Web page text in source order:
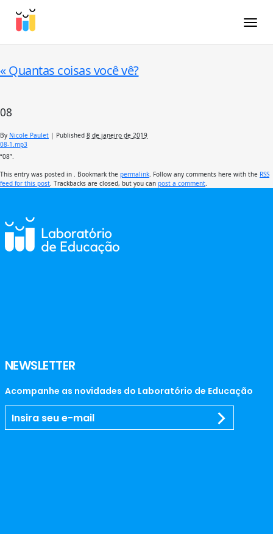
«Quantas coisas você vê?
08
By Nicole Paulet | Published 8 de janeiro de 2019
08-1.mp3
“08”.
This entry was posted in . Bookmark the permalink . Follow any comments here with the RSS
feed for this post . Trackbacks are closed, but you can post a comment
NEWSLETTER
Acompanhe as novidades do Laboratório de Educação